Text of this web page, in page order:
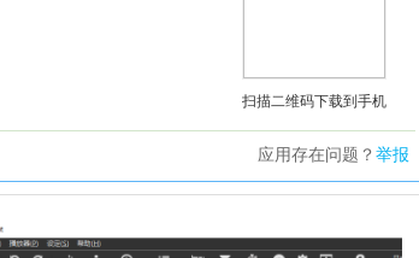
应用存在问题？ 举报
扫描二维码下载到手机